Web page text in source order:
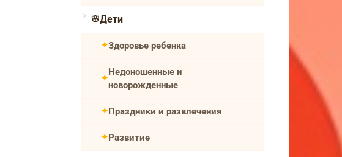
Дети
Здоровье ребенка
Недоношенные и
новорожденные
Праздники и развлечения
Развитие